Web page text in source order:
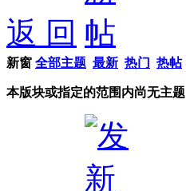
返 回
新窗 全部主题 最新 热门 热帖
本版块或指定的范围内尚无主题